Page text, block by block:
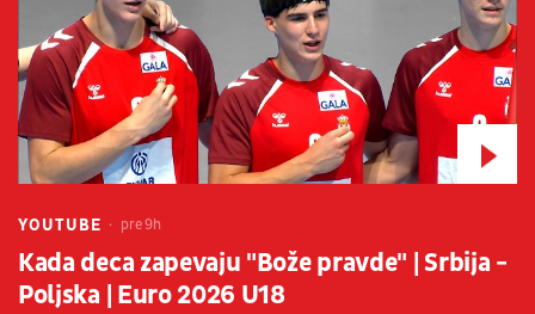
YOUTUBE pre 9h
Kada deca zapevaju "Bože pravde" | Srbija -
Poljska | Euro 2026 U18